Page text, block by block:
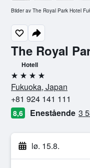
The Royal
Hotell
4 stjerner
Fukuoka, Japan
+81 924 141 111
8,6 Enestående 3
lø. 15.8.
Bilder av The Royal Park Hotel